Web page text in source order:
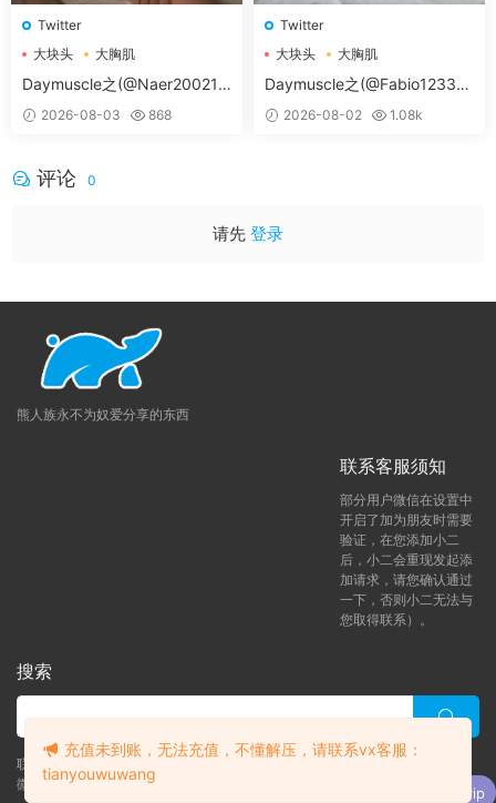
Twitter
大块头
大胸肌
大胸肌肉男
Daymuscle之(@Naer20021-
@纳尔）
2026-08-03 868
Twitter
大块头
大胸肌
大胸肌肉男
Daymuscle之(@Fabio12333-
@辛叔是个G）
2026-08-02 1.08k
评论 0
请先 登录
熊人族永不为奴爱分享的东西
联系客服须知
部分用户微信在设置中
开启了加为朋友时需要
验证，在您添加小二
后，小二会重现发起添
加请求，请您确认通过
一下，否则小二无法与
您取得联系）。
搜索
联系客服 (添加后告诉客服-来自熊人族咨询问题)
微信客服（tianyouwuwang）
充值未到账，无法充值，不懂解压，请联系vx客服：
tianyouwuwang
升级了 月熊vip